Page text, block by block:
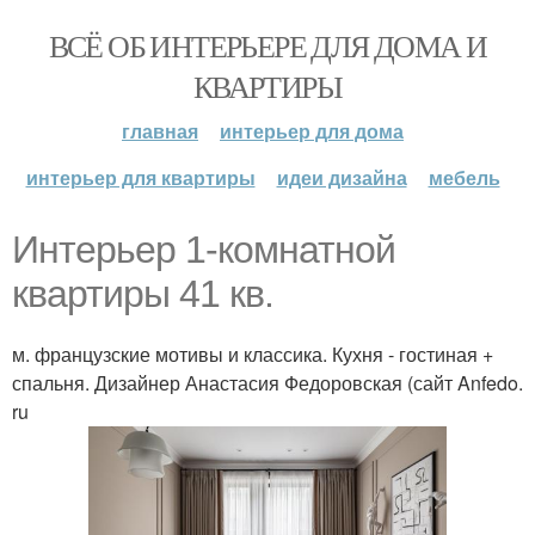
ВСЁ ОБ ИНТЕРЬЕРЕ ДЛЯ ДОМА И
КВАРТИРЫ
главная
интерьер для дома
интерьер для квартиры
идеи дизайна мебель
Интерьер 1-комнатной
квартиры 41 кв.
м. французские мотивы и классика. Кухня - гостиная +
спальня. Дизайнер Анастасия Федоровская (сайт Anfedo.
ru